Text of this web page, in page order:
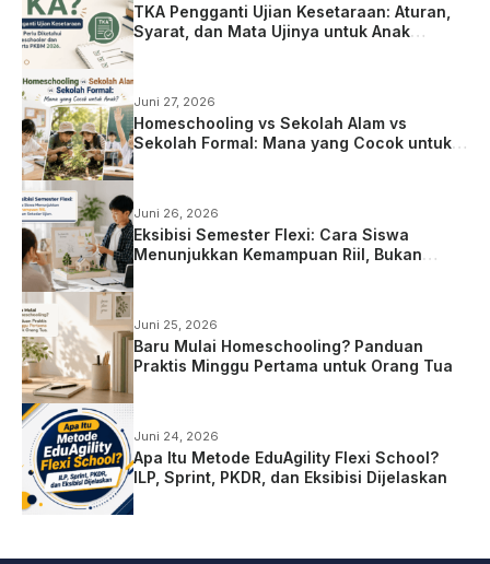
TKA Pengganti Ujian Kesetaraan: Aturan,
Syarat, dan Mata Ujinya untuk Anak
Juni 27, 2026
Homeschooling vs Sekolah Alam vs
Sekolah Formal: Mana yang Cocok untuk
Juni 26, 2026
Eksibisi Semester Flexi: Cara Siswa
Menunjukkan Kemampuan Riil, Bukan
Juni 25, 2026
Baru Mulai Homeschooling? Panduan
Praktis Minggu Pertama untuk Orang Tua
Juni 24, 2026
Apa Itu Metode EduAgility Flexi School?
ILP, Sprint, PKDR, dan Eksibisi Dijelaskan